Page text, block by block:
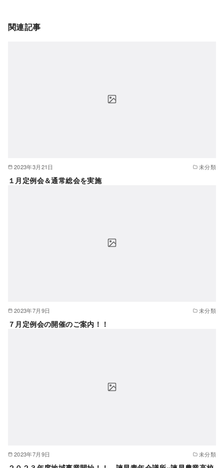
関連記事
2023年3月21日 未分類
１月定例会＆通常総会を実施
2023年7月9日 未分類
７月定例会の開催のご案内！！
2023年7月9日 未分類